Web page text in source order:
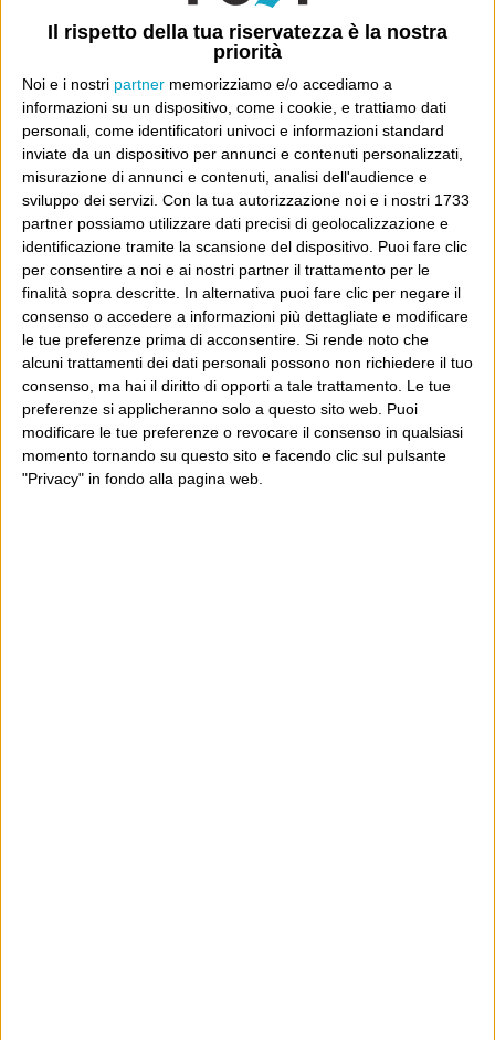
Il rispetto della tua riservatezza è la nostra
priorità
Noi e i nostri partner memorizziamo e/o accediamo a
informazioni su un dispositivo, come i cookie, e trattiamo dati
personali, come identificatori univoci e informazioni standard
inviate da un dispositivo per annunci e contenuti personalizzati,
misurazione di annunci e contenuti, analisi dell'audience e
sviluppo dei servizi. Con la tua autorizzazione noi e i nostri 1733
partner possiamo utilizzare dati precisi di geolocalizzazione e
identificazione tramite la scansione del dispositivo. Puoi fare clic
per consentire a noi e ai nostri partner il trattamento per le
finalità sopra descritte. In alternativa puoi fare clic per negare il
consenso o accedere a informazioni più dettagliate e modificare
le tue preferenze prima di acconsentire. Si rende noto che
alcuni trattamenti dei dati personali possono non richiedere il tuo
consenso, ma hai il diritto di opporti a tale trattamento. Le tue
preferenze si applicheranno solo a questo sito web. Puoi
modificare le tue preferenze o revocare il consenso in qualsiasi
momento tornando su questo sito e facendo clic sul pulsante
"Privacy" in fondo alla pagina web.
immedesimarsi – per la gran parte di noialtri – più con...
Continua
La battaglia contro l’etica
dell’onorevole Lupi
4 Novembre 2010 Wittgenstein
Maurizio Lupi dovrebbe interrompere un momento il
flusso delle sue dichiarazioni e interviste e riflettere su
quello che pensa e su quello che dice. Già l’altra sera a
Ballarò era andato baldanzosamente dicendo cose come
“basta con questo moralismo e...Continua